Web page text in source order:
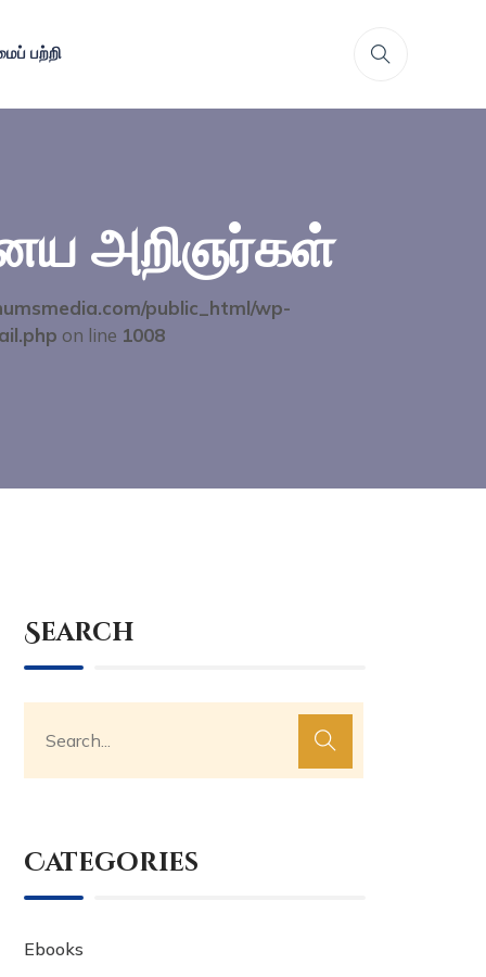
பற்றி
அறிஞர்கள்
public_html/wp-
on line 1008
Search
Categories
Ebooks